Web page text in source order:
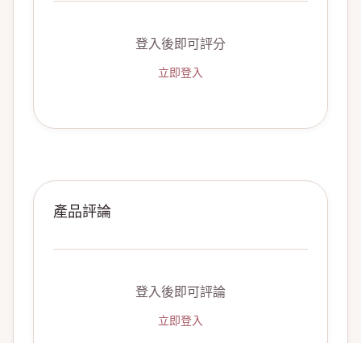
登入後即可評分
立即登入
產品評論
登入後即可評論
立即登入